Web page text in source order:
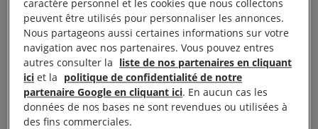
les droits humains en Turquie.
Mise à jour 26/10/2017 : Taner Kiliç le président
d’Amnesty Turquie, est maintenu en détention
préventive
caractère personnel et les cookies que nous collectons
peuvent être utilisés pour personnaliser les annonces.
Nous partageons aussi certaines informations sur votre
navigation avec nos partenaires. Vous pouvez entres
autres consulter la liste de nos partenaires en cliquant
ici et la politique de confidentialité de notre
partenaire Google en cliquant ici. En aucun cas les
données de nos bases ne sont revendues ou utilisées à
des fins commerciales.